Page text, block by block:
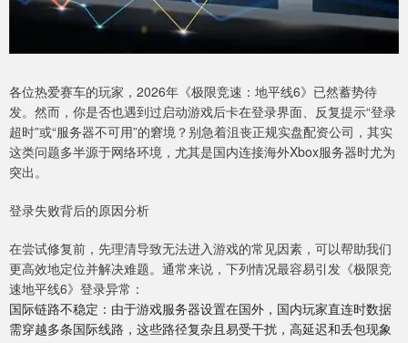
各位热爱赛车的玩家，2026年《极限竞速：地平线6》已然蓄势待
发。然而，你是否也遇到过启动游戏后卡在登录界面、反复提示“登录
超时”或“服务器不可用”的窘境？别急着沮丧正规实盘配资公司，其实
这类问题多半源于网络环境，尤其是国内连接海外Xbox服务器时尤为
突出。
登录失败背后的原因分析
在尝试修复前，先理清导致无法进入游戏的常见因素，可以帮助我们
更高效地定位并解决难题。通常来说，下列情况最容易引发《极限竞
速地平线6》登录异常：
国际链路不稳定：由于游戏服务器设置在国外，国内玩家直连时数据
需穿越多条国际线路，这些路径复杂且易受干扰，高延迟和丢包现象